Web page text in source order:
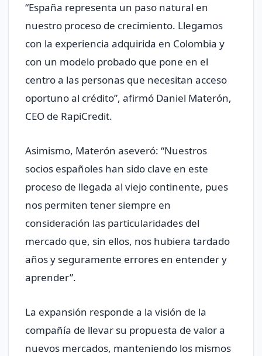
“España representa un paso natural en
nuestro proceso de crecimiento. Llegamos
con la experiencia adquirida en Colombia y
con un modelo probado que pone en el
centro a las personas que necesitan acceso
oportuno al crédito”, afirmó Daniel Materón,
CEO de RapiCredit.
Asimismo, Materón aseveró: “Nuestros
socios españoles han sido clave en este
proceso de llegada al viejo continente, pues
nos permiten tener siempre en
consideración las particularidades del
mercado que, sin ellos, nos hubiera tardado
años y seguramente errores en entender y
aprender”.
La expansión responde a la visión de la
compañía de llevar su propuesta de valor a
nuevos mercados, manteniendo los mismos